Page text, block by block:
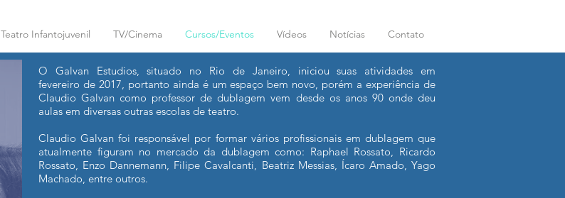
Teatro Infantojuvenil TV/Cinema Cursos/Eventos Vídeos Notícias Contato
O Galvan Estudios, situado no Rio de Janeiro, iniciou suas atividades em
fevereiro de 2017, portanto ainda é um espaço bem novo, porém a experiência de
Claudio Galvan como professor de dublagem vem desde os anos 90 onde deu
aulas em diversas outras escolas de teatro.
Claudio Galvan foi responsável por formar vários profissionais em dublagem que
atualmente figuram no mercado da dublagem como: Raphael Rossato, Ricardo
Rossato, Enzo Dannemann, Filipe Cavalcanti, Beatriz Messias, Ícaro Amado, Yago
Machado, entre outros.